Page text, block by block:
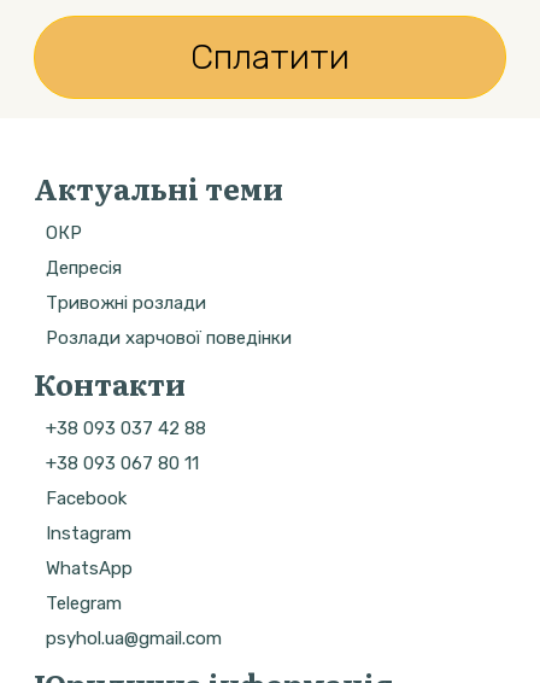
Сплатити
Актуальні теми
ОКР
Депресія
Тривожні розлади
Розлади харчової поведінки
Контакти
+38 093 037 42 88
+38 093 067 80 11
Facebook
Instagram
WhatsApp
Telegram
psyhol.ua@gmail.com